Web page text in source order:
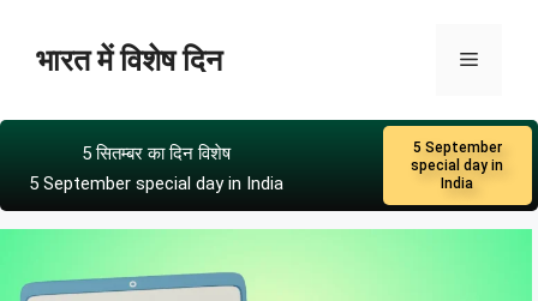
भारत में विशेष दिन
5 सितम्बर का दिन विशेष
5 September special day in India
5 September
special day in
India